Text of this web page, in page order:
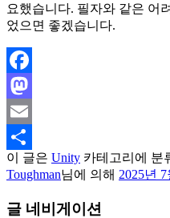
요했습니다. 필자와 같은 어
었으면 좋겠습니다.
Facebook
Mastodon
Email
Share
이 글은 Unity 카테고리에 분
Toughman님에 의해 2025년
글 네비게이션